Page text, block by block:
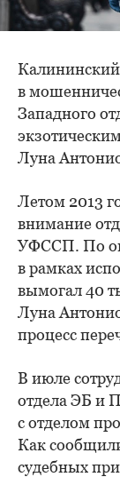
в
Западного
Луна
Летом 2013
внимание
УФССП. По
в рамках
вымогал 40
Луна
процесс
В июле
отдела ЭБ и
с отделом
Как
судебных